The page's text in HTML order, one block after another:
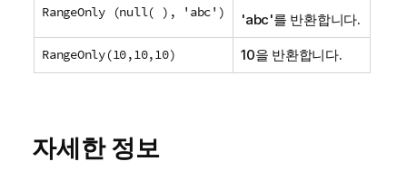
RangeOnly (null( ), 'abc') 'abc'를 반환합니다.
RangeOnly(10,10,10) 10을 반환합니다.
자세한 정보